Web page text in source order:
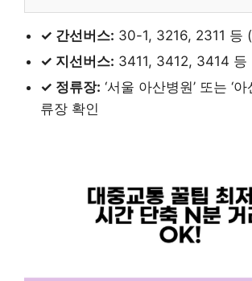
✓ 간선버스: 30-1, 3216, 2311 등
✓ 지선버스: 3411, 3412, 3414 등
✓ 정류장: ‘서울 아산병원’ 또는 ‘
류장 확인